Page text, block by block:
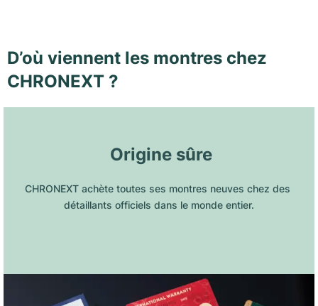
D’où viennent les montres chez
CHRONEXT ?
Origine sûre
CHRONEXT achète toutes ses montres neuves chez des
détaillants officiels dans le monde entier.